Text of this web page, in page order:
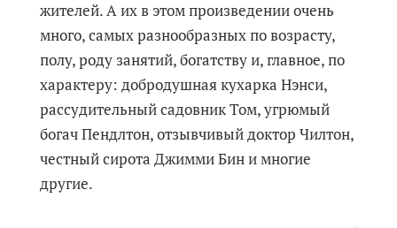
жителей. А их в этом произведении очень
много, самых разнообразных по возрасту,
полу, роду занятий, богатству и, главное, по
характеру: добродушная кухарка Нэнси,
рассудительный садовник Том, угрюмый
богач Пендлтон, отзывчивый доктор Чилтон,
честный сирота Джимми Бин и многие
другие.